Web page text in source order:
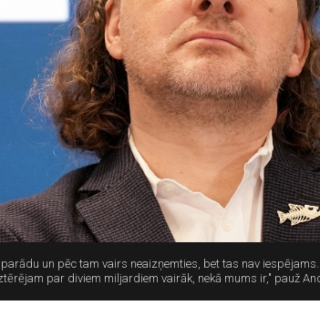
un pēc tam vairs neaizņemties, bet tas nav
par diviem miljardiem vairāk, nekā mums ir," pauž